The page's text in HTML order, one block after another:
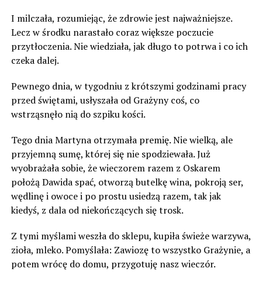
I milczała, rozumiejąc, że zdrowie jest najważniejsze.
Lecz w środku narastało coraz większe poczucie
przytłoczenia. Nie wiedziała, jak długo to potrwa i co ich
czeka dalej.
Pewnego dnia, w tygodniu z krótszymi godzinami pracy
przed świętami, usłyszała od Grażyny coś, co
wstrząsnęło nią do szpiku kości.
Tego dnia Martyna otrzymała premię. Nie wielką, ale
przyjemną sumę, której się nie spodziewała. Już
wyobrażała sobie, że wieczorem razem z Oskarem
położą Dawida spać, otworzą butelkę wina, pokroją ser,
wędlinę i owoce i po prostu usiedzą razem, tak jak
kiedyś, z dala od niekończących się trosk.
Z tymi myślami weszła do sklepu, kupiła świeże warzywa,
zioła, mleko. Pomyślała: Zawiozę to wszystko Grażynie, a
potem wrócę do domu, przygotuję nasz wieczór.